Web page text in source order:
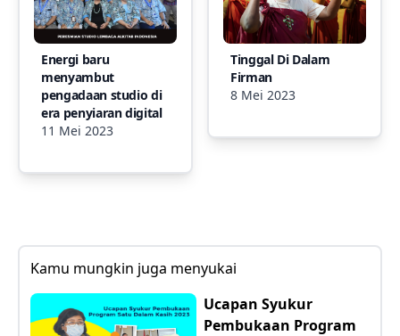
Energi baru
menyambut
pengadaan studio di
era penyiaran digital
11 Mei 2023
Tinggal Di Dalam
Firman
8 Mei 2023
Kamu mungkin juga menyukai
Ucapan Syukur
Pembukaan Program